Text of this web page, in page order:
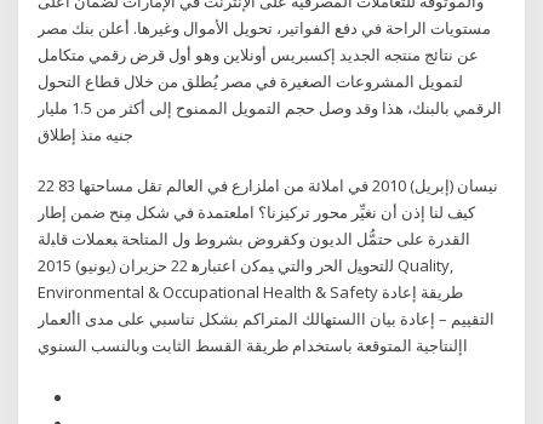
مستويات الراحة في دفع الفواتير، تحويل الأموال وغيرها. أعلن بنك مصر
عن نتائج منتجه الجديد إكسبريس أونلاين وهو أول قرض رقمي متكامل
لتمويل المشروعات الصغيرة في مصر يُطلق من خلال قطاع التحول
الرقمي بالبنك، هذا وقد وصل حجم التمويل الممنوح إلى أكثر من 1.5 مليار
جنيه منذ إطلاق
22 نيسان (إبريل) 2010 في املائة من املزارع في العالم تقل مساحتها 83
كيف لنا إذن أن نغيِّر محور تركيزنا؟ املعتمدة في شكل مِنح ضمن إطار
القدرة على حتمُّل الديون وكقروض بشروط ول اﻟﻤﺘﺎﺤﺔ ﺒﻌﻤﻼت ﻗﺎﺒﻟﺔ
ﻟﻟﺘﺤوﻴل اﻟﺤر واﻟﺘﻲ ﻴﻤﮐن اﻋﺘﺒﺎرﻫ 22 حزيران (يونيو) 2015 Quality,
Environmental & Occupational Health & Safety طريقة إعادة
التقييم – إعادة بيان االستهالك المتراكم بشكل تناسبي على مدى األعمار
اإلنتاجية المتوقعة باستخدام طريقة القسط الثابت وبالنسب السنوي